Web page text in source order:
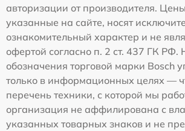
авторизации от производителя.
указанные на сайте, носят
ознакомительный характер и не
офертой согласно п. 2 ст. 437 ГК РФ.
обозначения торговой марки Bosch
только в информационных целях —
перечень техники, с которой мы
организация не аффилирована с
указанных товарных знаков и не